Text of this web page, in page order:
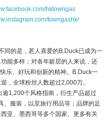
hktowngas
towngashk/
同的是，惹人喜爱的B.Duck已成为一
能多样；对各年龄层的人来说，还
乐、好玩和创新的精神。B.Duck一
，全球粉丝人数超过2,000万。
1,200个风格指南，衍生产品超过
服装，以至旅行用品等；品牌的足
亚、墨西哥等多个国家。更多有关